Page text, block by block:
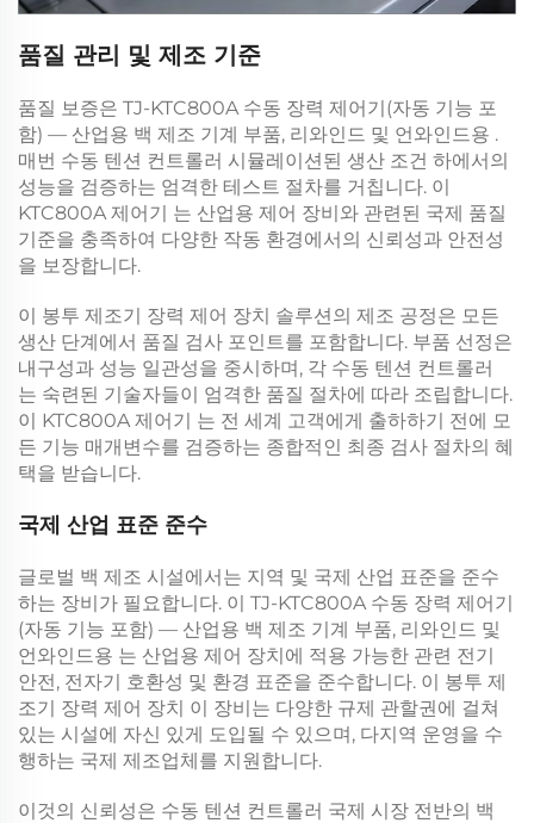
품질 관리 및 제조 기준
품질 보증은 TJ-KTC800A 수동 장력 제어기(자동 기능 포
함) — 산업용 백 제조 기계 부품, 리와인드 및 언와인드용 .
매번 수동 텐션 컨트롤러 시뮬레이션된 생산 조건 하에서의
성능을 검증하는 엄격한 테스트 절차를 거칩니다. 이
KTC800A 제어기 는 산업용 제어 장비와 관련된 국제 품질
기준을 충족하여 다양한 작동 환경에서의 신뢰성과 안전성
을 보장합니다.
이 봉투 제조기 장력 제어 장치 솔루션의 제조 공정은 모든
생산 단계에서 품질 검사 포인트를 포함합니다. 부품 선정은
내구성과 성능 일관성을 중시하며, 각 수동 텐션 컨트롤러
는 숙련된 기술자들이 엄격한 품질 절차에 따라 조립합니다.
이 KTC800A 제어기 는 전 세계 고객에게 출하하기 전에 모
든 기능 매개변수를 검증하는 종합적인 최종 검사 절차의 혜
택을 받습니다.
국제 산업 표준 준수
글로벌 백 제조 시설에서는 지역 및 국제 산업 표준을 준수
하는 장비가 필요합니다. 이 TJ-KTC800A 수동 장력 제어기
(자동 기능 포함) — 산업용 백 제조 기계 부품, 리와인드 및
언와인드용 는 산업용 제어 장치에 적용 가능한 관련 전기
안전, 전자기 호환성 및 환경 표준을 준수합니다. 이 봉투 제
조기 장력 제어 장치 이 장비는 다양한 규제 관할권에 걸쳐
있는 시설에 자신 있게 도입될 수 있으며, 다지역 운영을 수
행하는 국제 제조업체를 지원합니다.
이것의 신뢰성은 수동 텐션 컨트롤러 국제 시장 전반의 백